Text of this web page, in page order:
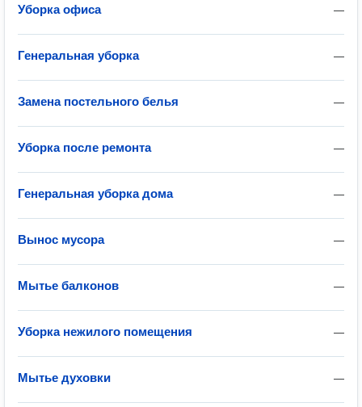
—
Уборка офиса
—
Генеральная уборка
—
Замена постельного белья
—
Уборка после ремонта
—
Генеральная уборка дома
—
Вынос мусора
—
Мытье балконов
—
Уборка нежилого помещения
—
Мытье духовки